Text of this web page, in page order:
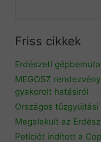
Friss cikkek
Erdészeti
MEGOSZ
gyakorolt hatásiról
Országos
Megalakult az
Petíciót indított a